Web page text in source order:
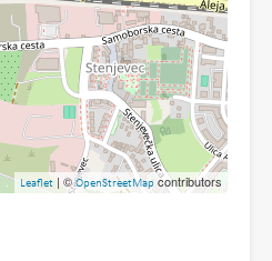
Leaflet | ©OpenStreetMap contributors